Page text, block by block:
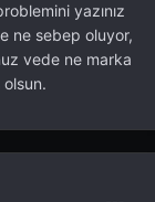
yazınız
ne sebep oluyor,
vede ne marka